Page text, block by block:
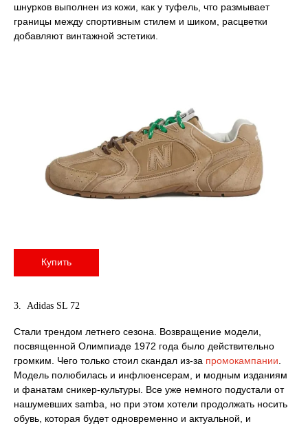
шнурков выполнен из кожи, как у туфель, что размывает
границы между спортивным стилем и шиком, расцветки
добавляют винтажной эстетики.
Купить
3. Adidas SL 72
Стали трендом летнего сезона. Возвращение модели,
посвященной Олимпиаде 1972 года было действительно
громким. Чего только стоил скандал из-за промокампании
Модель полюбилась и инфлюенсерам, и модным изданиям
и фанатам сникер-культуры. Все уже немного подустали от
нашумевших samba, но при этом хотели продолжать носить
обувь, которая будет одновременно и актуальной, и